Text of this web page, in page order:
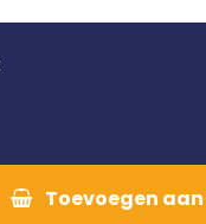
Toevoegen aan